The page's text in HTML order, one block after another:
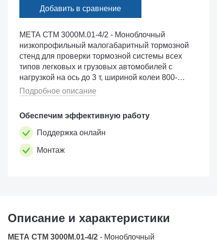
МЕТА СТМ 3000М.01-4/2 - Моноблочный
низкопрофильный малогабаритный тормозной
стенд для проверки тормозной системы всех
типов легковых и грузовых автомобилей с
нагрузкой на ось до 3 т, шириной колеи 800-
2200 мм и диаметром колес от 500 до 850 мм.
Оптимальный вариант компоновки для СТО
Подробное описание
Обеспечим эффективную работу
Поддержка онлайн
Монтаж
Добавить в сравнение
Описание и характеристики
МЕТА СТМ 3000М.01-4/2 - Моноблочный